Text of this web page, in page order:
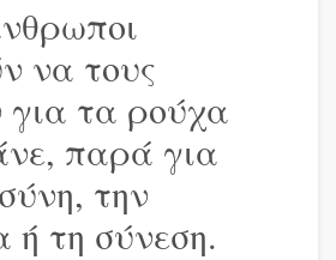
να τους
για τα ρούχα
παρά για
την
ή τη σύνεση.